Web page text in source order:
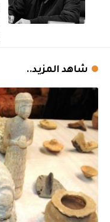
شاهد المزيد..